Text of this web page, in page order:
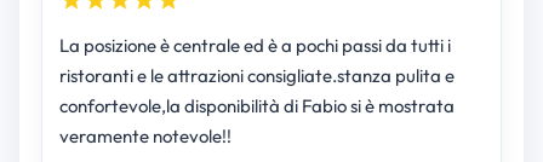
La posizione è centrale ed è a pochi passi da tutti i
ristoranti e le attrazioni consigliate.stanza pulita e
confortevole,la disponibilità di Fabio si è mostrata
veramente notevole!!